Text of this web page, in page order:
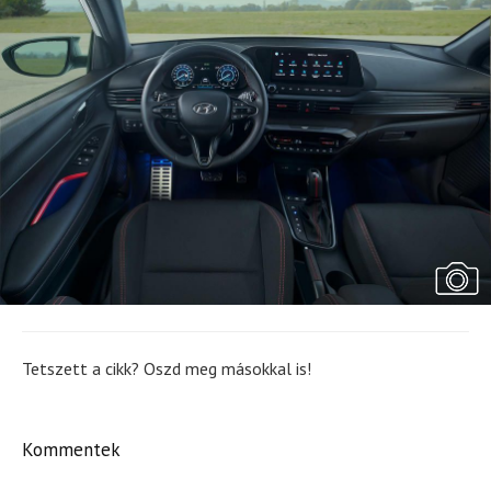
Tetszett a cikk? Oszd meg másokkal is!
Kommentek